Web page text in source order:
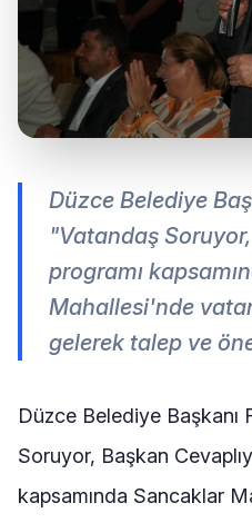
Düzce Belediye
"Vatandaş
programı
Mahallesi'nde
gelerek talep ve
Düzce Belediye Başkanı
Soruyor, Başkan
kapsamında Sancaklar